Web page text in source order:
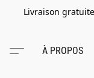
Livraison
À PROPOS